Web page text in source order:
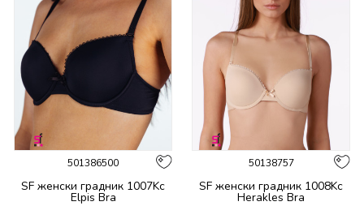
501386500
SF женски градник 1007Kc
Elpis Bra
50138757
SF женски градник 1008Kc
Herakles Bra